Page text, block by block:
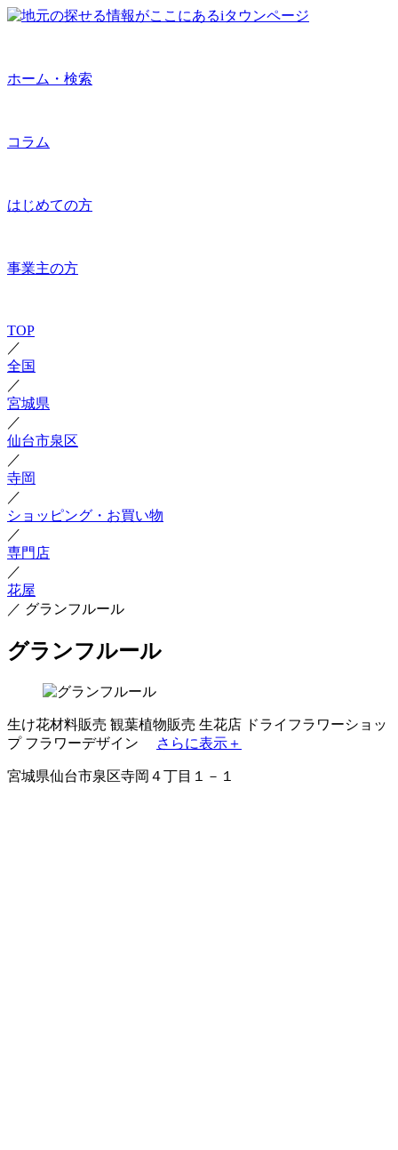
ホーム・検索
コラム
はじめての方
事業主の方
TOP
／
全国
／
宮城県
／
仙台市泉区
／
寺岡
／
ショッピング・お買い物
／
専門店
／
花屋
／ グランフルール
グランフルール
生け花材料販売 観葉植物販売 生花店 ドライフラワーショッ
プ フラワーデザイン さらに表示＋
宮城県仙台市泉区寺岡４丁目１－１